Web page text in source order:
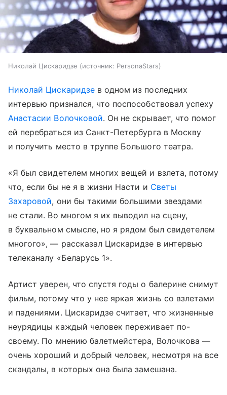
Николай Цискаридзе источник: PersonaStars
Николай Цискаридзев одном из последних
интервью признался, что поспособствовал успеху
Анастасии Волочковой. Он не скрывает, что помог
ей перебраться из Санкт-Петербурга в Москву
и получить место в труппе Большого театра.
«Я был свидетелем многих вещей и взлета, потому
что, если бы не я в жизни Насти и Светы
Захаровой, они бы такими большими звездами
не стали. Во многом я их выводил на сцену,
в буквальном смысле, но я рядом был свидетелем
многого», — рассказал Цискаридзе в интервью
телеканалу «Беларусь 1».
Артист уверен, что спустя годы о балерине снимут
фильм, потому что у нее яркая жизнь со взлетами
и падениями. Цискаридзе считает, что жизненные
неурядицы каждый человек переживает по-
своему. По мнению балетмейстера, Волочкова —
очень хороший и добрый человек, несмотря на все
скандалы, в которых она была замешана.